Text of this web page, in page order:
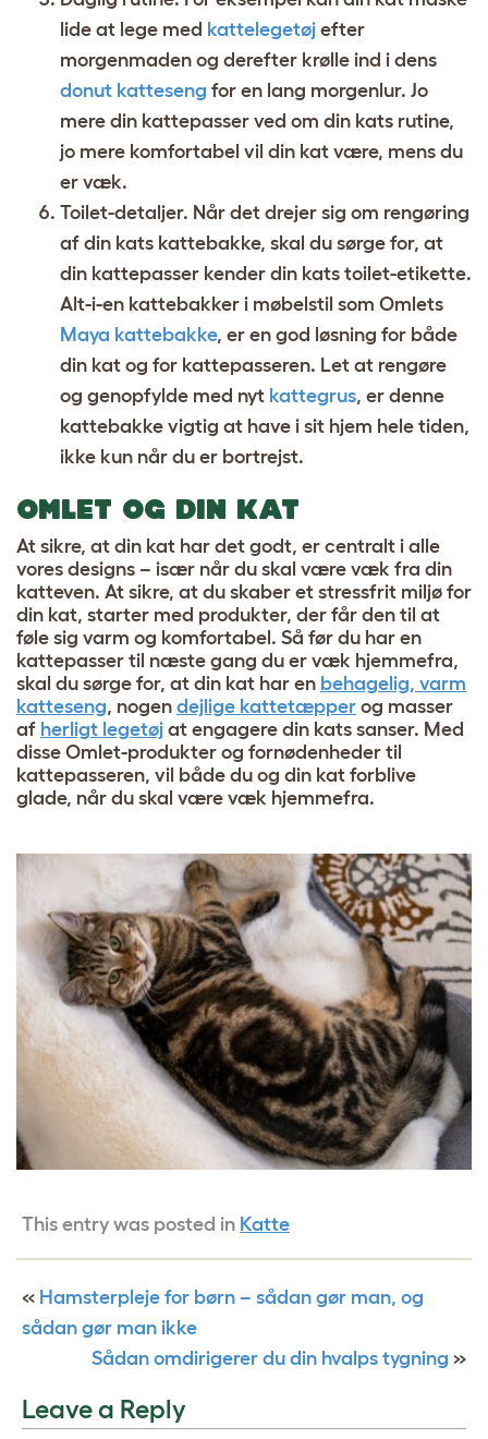
lide at lege med kattelegetøj efter
morgenmaden og derefter krølle ind i dens
donut katteseng for en lang morgenlur. Jo
mere din kattepasser ved om din kats rutine,
jo mere komfortabel vil din kat være, mens du
er væk.
Toilet-detaljer. Når det drejer sig om rengøring
af din kats kattebakke, skal du sørge for, at
din kattepasser kender din kats toilet-etikette.
Alt-i-en kattebakker i møbelstil som Omlets
Maya kattebakke, er en god løsning for både
din kat og for kattepasseren. Let at rengøre
og genopfylde med nyt kattegrus, er denne
kattebakke vigtig at have i sit hjem hele tiden,
ikke kun når du er bortrejst.
OMLET OG DIN KAT
At sikre, at din kat har det godt, er centralt i alle
vores designs – især når du skal være væk fra din
katteven. At sikre, at du skaber et stressfrit miljø for
din kat, starter med produkter, der får den til at
føle sig varm og komfortabel. Så før du har en
kattepasser til næste gang du er væk hjemmefra,
skal du sørge for, at din kat har en behagelig, varm
katteseng, nogen dejlige kattetæpper og masser
af herligt legetøj at engagere din kats sanser. Med
disse Omlet-produkter og fornødenheder til
kattepasseren, vil både du og din kat forblive
glade, når du skal være væk hjemmefra.
This entry was posted in Katte
« Hamsterpleje for børn – sådan gør man, og
sådan gør man ikke
Sådan omdirigerer du din hvalps tygning »
Leave a Reply